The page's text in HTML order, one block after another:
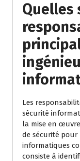
Quelles
Les
sécurité
la mise en
de sécurité pour
informatiques
consiste à